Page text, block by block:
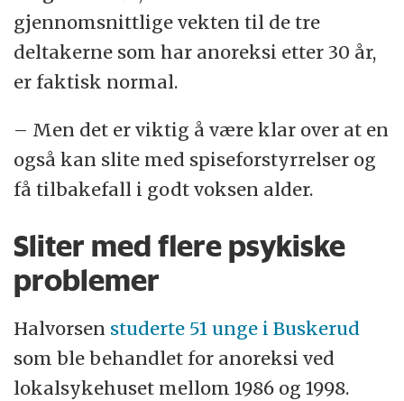
gjennomsnittlige vekten til de tre
deltakerne som har anoreksi etter 30 år,
er faktisk normal.
– Men det er viktig å være klar over at en
også kan slite med spiseforstyrrelser og
få tilbakefall i godt voksen alder.
Sliter med flere psykiske
problemer
Halvorsen studerte 51 unge i Buskerud
som ble behandlet for anoreksi ved
lokalsykehuset mellom 1986 og 1998.